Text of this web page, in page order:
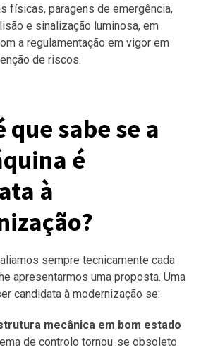
físicas, paragens de emergência,
e sinalização luminosa, em
a regulamentação em vigor em
de riscos.
que sabe se a
é
à
sempre tecnicamente cada
apresentarmos uma proposta. Uma
candidata à modernização se:
mecânica em bom estado
de controlo tornou-se obsoleto